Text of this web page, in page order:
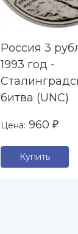
Россия 3
1993 год -
битва (UNC)
Цена: 960 ₽
Купить